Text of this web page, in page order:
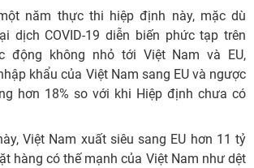
năm thực thi hiệp định này, mặc dù
dịch COVID-19 diễn biến phức tạp trên
động không nhỏ tới Việt Nam và EU,
khẩu của Việt Nam sang EU và ngược
hơn 18% so với khi Hiệp định chưa có
Việt Nam xuất siêu sang EU hơn 11 tỷ
hàng có thế mạnh của Việt Nam như dệt